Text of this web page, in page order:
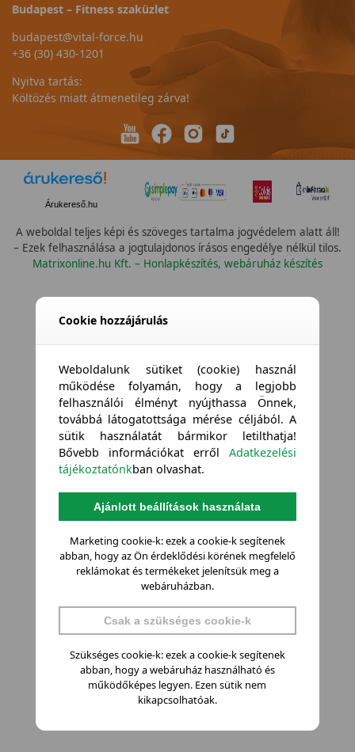
Budapest – Fitness szaküzlet
budapest@vital-force.hu
+36 (30) 430-1201
Nyitva tartás:
Költözés miatt átmenetileg zárva!
Árukereső.hu
A weboldal teljes képi és szöveges tartalma jogvédelem alatt áll!
– Ezek felhasználása a jogtulajdonos írásos engedélye nélkül tilos.
Matrixonline.hu Kft. – Honlapkészítés, webáruház készítés
Cookie hozzájárulás
Weboldalunk sütiket (cookie) használ
működése folyamán, hogy a legjobb
felhasználói élményt nyújthassa Önnek,
továbbá látogatottsága mérése céljából. A
sütik használatát bármikor letilthatja!
Bővebb információkat errőlAdatkezelési
tájékoztatónkban olvashat.
Ajánlott beállítások használata
Marketing cookie-k: ezek a cookie-k segítenek
abban, hogy az Ön érdeklődési körének megfelelő
reklámokat és termékeket jelenítsük meg a
webáruházban.
Csak a szükséges cookie-k
Szükséges cookie-k: ezek a cookie-k segítenek
abban, hogy a webáruház használható és
működőképes legyen. Ezen sütik nem
kikapcsolhatóak.